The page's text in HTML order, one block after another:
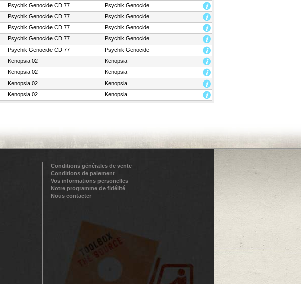
Psychik Genocide CD 77
Psychik Genocide
Psychik Genocide CD 77
Psychik Genocide
Psychik Genocide CD 77
Psychik Genocide
Psychik Genocide CD 77
Psychik Genocide
Psychik Genocide CD 77
Psychik Genocide
Kenopsia 02
Kenopsia
Kenopsia 02
Kenopsia
Kenopsia 02
Kenopsia
Kenopsia 02 Kenopsia
Conditions générales de vente
Conditions de paiement
Vos informations personelles
Notre programme de fidélité
Nous contacter